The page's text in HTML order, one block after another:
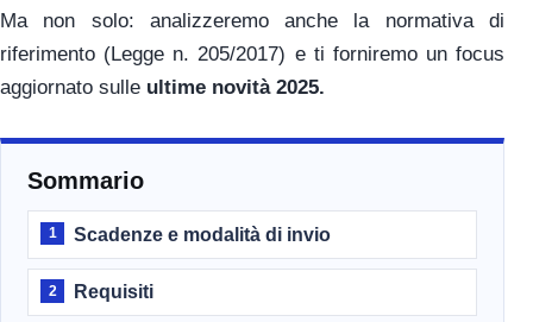
Ma non solo: analizzeremo anche la normativa di
riferimento (Legge n. 205/2017) e ti forniremo un focus
aggiornato sulle ultime novità 2025.
Sommario
1 Scadenze e modalità di invio
2 Requisiti